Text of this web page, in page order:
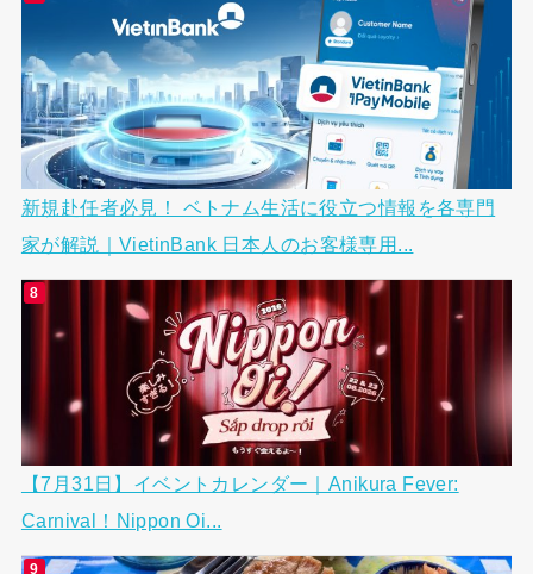
新規赴任者必見！ ベトナム生活に役立つ情報を各専門
家が解説｜VietinBank 日本人のお客様専用...
【7月31日】イベントカレンダー｜Anikura Fever:
Carnival！Nippon Oi...